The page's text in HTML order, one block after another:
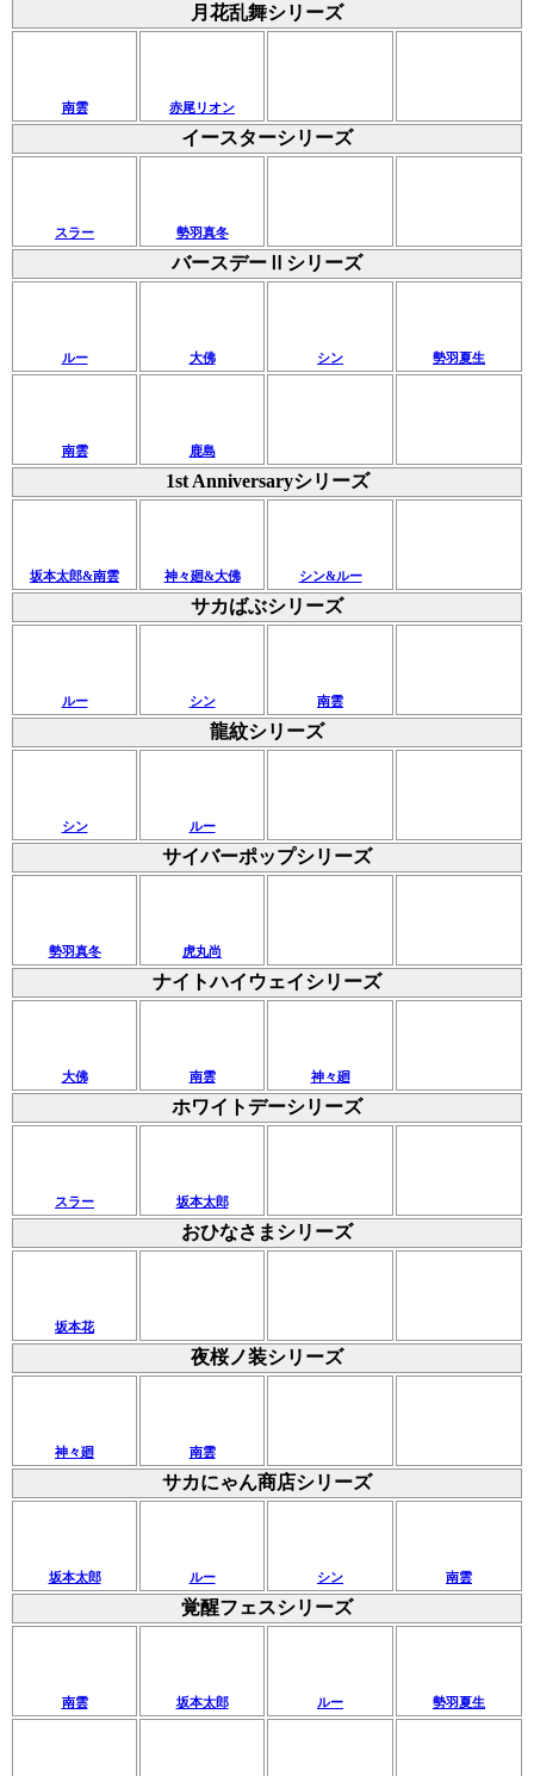
月花乱舞シリーズ
南雲 赤尾リオン
イースターシリーズ
スラー 勢羽真冬
バースデーⅡシリーズ
ルー 大佛 シン 勢羽夏生
南雲 鹿島
1st Anniversaryシリーズ
坂本太郎&南雲 神々廻&大佛 シン&ルー
サカばぶシリーズ
ルー シン 南雲
龍紋シリーズ
シン ルー
サイバーポップシリーズ
勢羽真冬 虎丸尚
ナイトハイウェイシリーズ
大佛 南雲 神々廻
ホワイトデーシリーズ
スラー 坂本太郎
おひなさまシリーズ
坂本花
夜桜ノ装シリーズ
神々廻 南雲
サカにゃん商店シリーズ
坂本太郎 ルー シン 南雲
覚醒フェスシリーズ
南雲 坂本太郎 ルー 勢羽夏生